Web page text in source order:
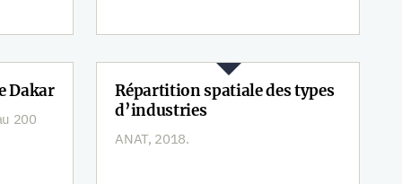
Dakar
200
Répartition spatiale des types
d’industries
ANAT, 2018.